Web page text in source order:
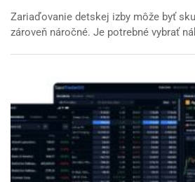
Zariaďovanie detskej izby môže byť
zároveň náročné. Je potrebné vybrať